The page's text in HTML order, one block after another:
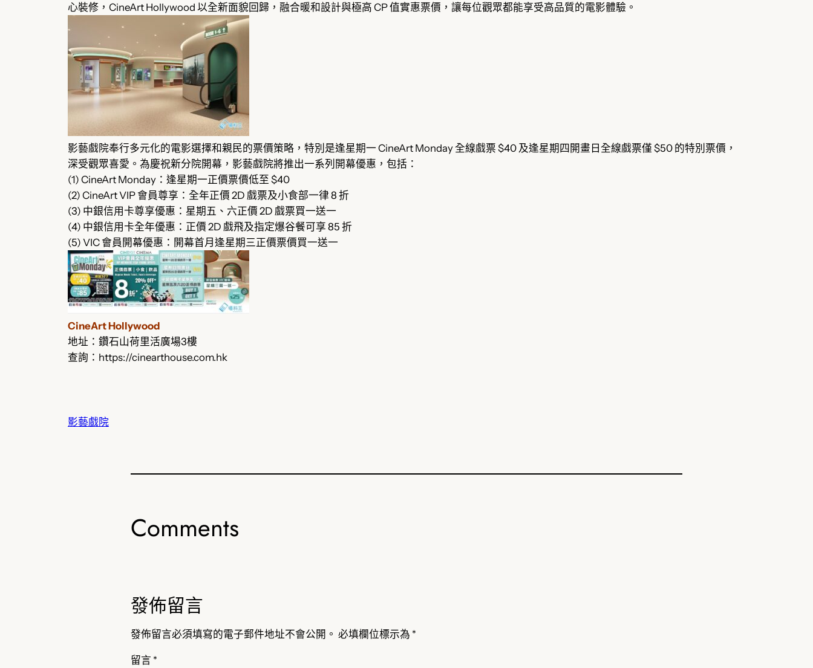
心裝修，CineArt Hollywood 以全新面貌回歸，融合暖和設計與極高 CP 值實惠票價，讓每位觀眾都能享受高品質的電影體驗。
影藝戲院奉行多元化的電影選擇和親民的票價策略，特別是逢星期一 CineArt Monday 全線戲票 $40 及逢星期四開畫日全線戲票僅 $50 的特別票價，
深受觀眾喜愛。為慶祝新分院開幕，影藝戲院將推出一系列開幕優惠，包括：
(1) CineArt Monday：逢星期一正價票價低至 $40
(2) CineArt VIP 會員尊享：全年正價 2D 戲票及小食部一律 8 折
(3) 中銀信用卡尊享優惠：星期五、六正價 2D 戲票買一送一
(4) 中銀信用卡全年優惠：正價 2D 戲飛及指定爆谷餐可享 85 折
(5) VIC 會員開幕優惠：開幕首月逢星期三正價票價買一送一
CineArt Hollywood
地址：鑽石山荷里活廣場3樓
查詢：https://cinearthouse.com.hk
影藝戲院
Comments
發佈留言
發佈留言必須填寫的電子郵件地址不會公開。 必填欄位標示為 *
留言 *